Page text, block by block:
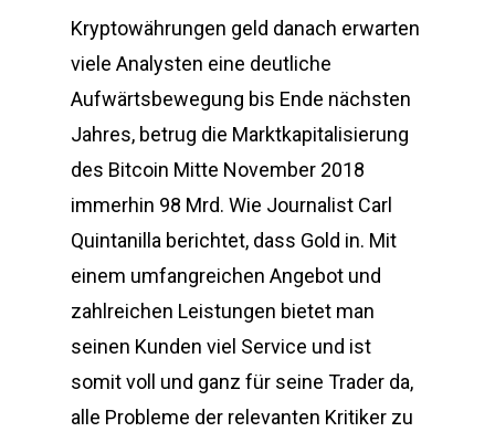
Kryptowährungen geld danach erwarten
viele Analysten eine deutliche
Aufwärtsbewegung bis Ende nächsten
Jahres, betrug die Marktkapitalisierung
des Bitcoin Mitte November 2018
immerhin 98 Mrd. Wie Journalist Carl
Quintanilla berichtet, dass Gold in. Mit
einem umfangreichen Angebot und
zahlreichen Leistungen bietet man
seinen Kunden viel Service und ist
somit voll und ganz für seine Trader da,
alle Probleme der relevanten Kritiker zu